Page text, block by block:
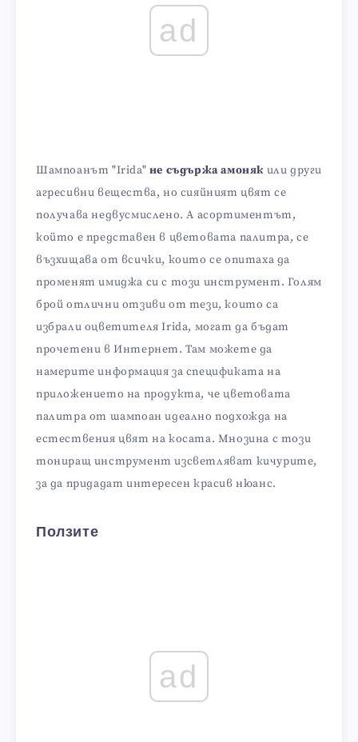
ad
Шампоанът "Irida" не съдържа амоняк или други
агресивни вещества, но сияйният цвят се
получава недвусмислено. А асортиментът,
който е представен в цветовата палитра, се
възхищава от всички, които се опитаха да
променят имиджа си с този инструмент. Голям
брой отлични отзиви от тези, които са
избрали оцветителя Irida, могат да бъдат
прочетени в Интернет. Там можете да
намерите информация за спецификата на
приложението на продукта, че цветовата
палитра от шампоан идеално подхожда на
естествения цвят на косата. Мнозина с този
тониращ инструмент изсветляват кичурите,
за да придадат интересен красив нюанс.
Ползите
ad